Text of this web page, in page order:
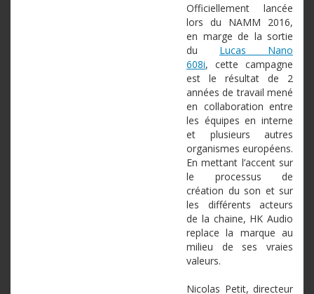
Officiellement
lancée
lors du NAMM 2016,
en marge de la sortie
du Lucas Nano
608i, cette campagne
est le résultat de 2
années de travail mené
en collaboration entre
les équipes en interne
et plusieurs
autres
organismes européens.
Enmettant l’accent sur
le processus de
création du son et sur
les différents
acteurs
de la chaine, HK Audio
replace la marque au
milieu de ses
vraies
valeurs.
Nicolas Petit, directeur